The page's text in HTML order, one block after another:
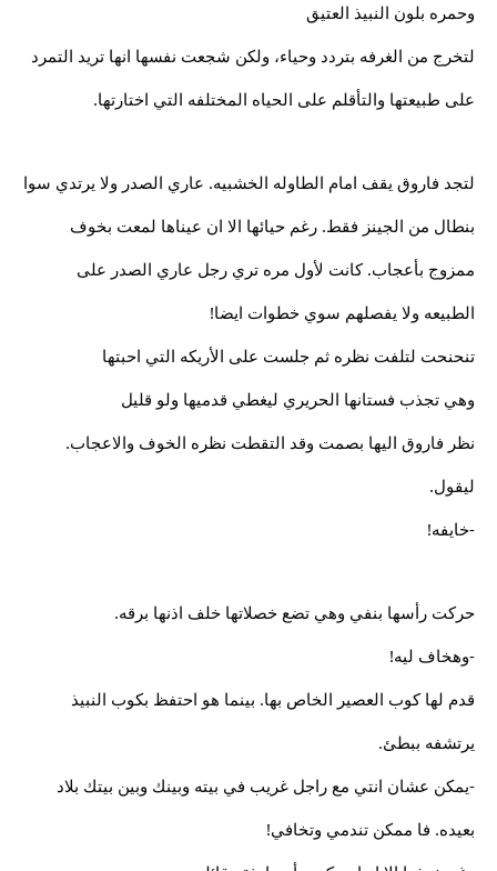
وحمره بلون النبيذ العتيق
لتخرج من الغرفه بتردد وحياء، ولكن شجعت نفسها انها تريد التمرد
على طبيعتها والتأقلم على الحياه المختلفه التي اختارتها.
لتجد فاروق يقف امام الطاوله الخشبيه. عاري الصدر ولا يرتدي سوا
بنطال من الجينز فقط. رغم حيائها الا ان عيناها لمعت بخوف
ممزوج بأعجاب. كانت لأول مره تري رجل عاري الصدر على
الطبيعه ولا يفصلهم سوي خطوات ايضا!
تنحنحت لتلفت نظره ثم جلست على الأريكه التي احبتها
وهي تجذب فستانها الحريري ليغطي قدميها ولو قليل
نظر فاروق اليها بصمت وقد التقطت نظره الخوف والاعجاب.
ليقول.
-خايفه!
حركت رأسها بنفي وهي تضع خصلاتها خلف اذنها برقه.
-وهخاف ليه!
قدم لها كوب العصير الخاص بها. بينما هو احتفظ بكوب النبيذ
يرتشفه ببطئ.
-يمكن عشان انتي مع راجل غريب في بيته وبينك وبين بيتك بلاد
بعيده. فا ممكن تندمي وتخافي!